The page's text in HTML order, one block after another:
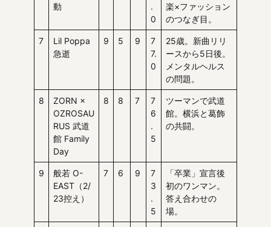
動
.
0
楽×ファッション
のつなぎ目。
7
Lil Poppa
急逝
9 5 9
7
7.
0
25歳。新曲リリ
ースから5日後。
メンタルヘルス
の問題。
8
ZORN ×
OZROSAU
RUS 武道
館 Family
Day
8 8 7
7
6
.
5
ツーマンで武道
館。横浜と葛飾
の共闘。
9
般若 O-
EAST（2/
23控え）
7 6 9
7
3
.
5
「卒業」宣言後
初のワンマン。
答え合わせの
場。